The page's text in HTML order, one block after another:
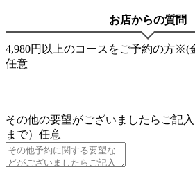
お店からの質問
4,980円以上のコースをご予約の方※(
任意
その他の要望がございましたらご記
まで） 任意